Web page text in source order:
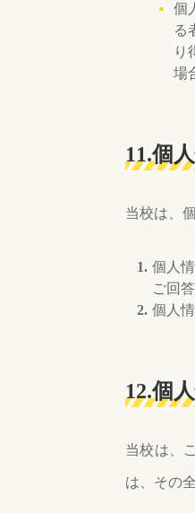
個
る
り
場
11.個
当校は、
個人
ご回
個人
12.個
当校は、
は、その